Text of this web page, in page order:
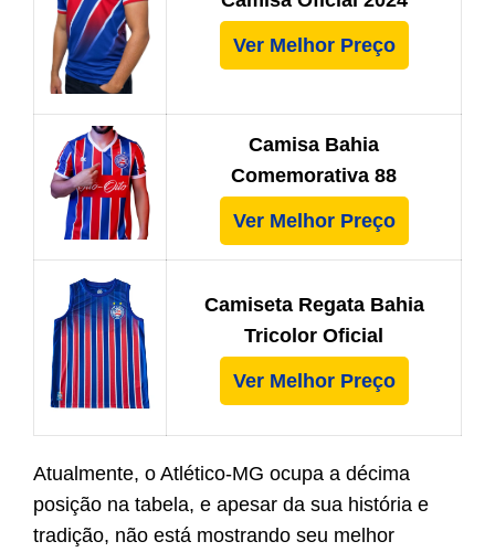
Ver Melhor Preço
Camisa Bahia
Comemorativa 88
Ver Melhor Preço
Camiseta Regata Bahia
Tricolor Oficial
Ver Melhor Preço
Atualmente, o Atlético-MG ocupa a décima
posição na tabela, e apesar da sua história e
tradição, não está mostrando seu melhor